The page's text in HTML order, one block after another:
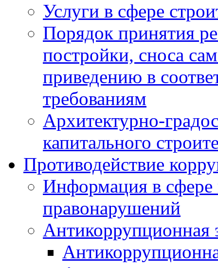
Услуги в сфере
Порядок принятия
постройки, сноса
приведению в
требованиям
Архитектурно-
капитального
Противодействие
Информация в сфере
правонарушений
Антикоррупционная